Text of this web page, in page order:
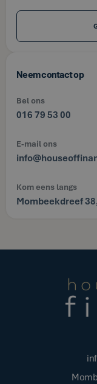
Neem contact op
Bel ons
016 79 53 00
E-mail ons
Kom eens langs
Mombeekdreef